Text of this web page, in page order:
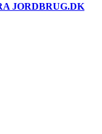
JORDBRUG.DK